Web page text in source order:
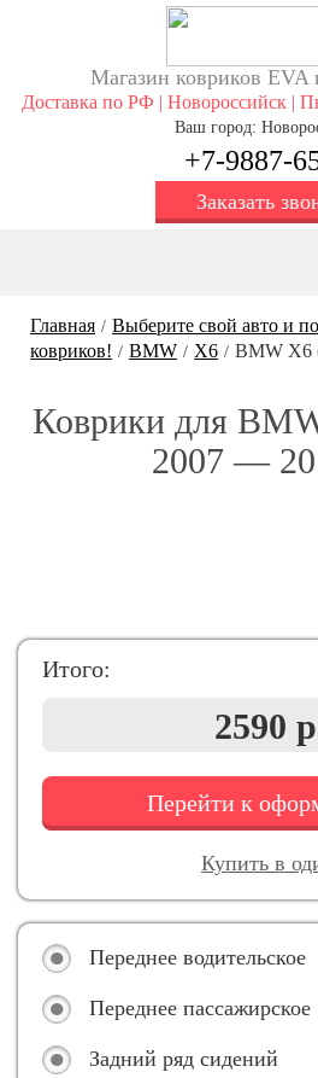
Магазин ковриков EVA
Доставка по РФ | Новороссийск |
Ваш город:
+7-9887-
Заказать
Главная / Выберите свой авто и
ковриков! / BMW / X6 / BMW X6
Коврики для
2007 —
Итого:
2590
Перейти к
Купить в
Переднее водительское
Переднее пассажирское
Задний ряд сидений